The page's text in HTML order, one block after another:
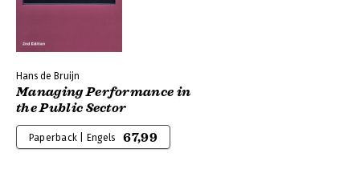
Hans de Bruijn
Managing Performance in
the Public Sector
Paperback | Engels 67,99